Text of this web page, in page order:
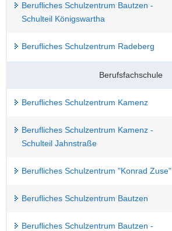
Berufliches Schulzentrum Bautzen -
Schulteil Königswartha
Berufliches Schulzentrum Radeberg
Berufsfachschule
Berufliches Schulzentrum Kamenz
Berufliches Schulzentrum Kamenz -
Schulteil Jahnstraße
Berufliches Schulzentrum "Konrad Zuse"
Berufliches Schulzentrum Bautzen
Berufliches Schulzentrum Bautzen -